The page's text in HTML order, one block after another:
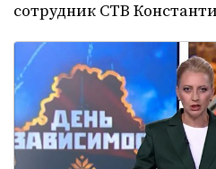
сотрудник СТВ